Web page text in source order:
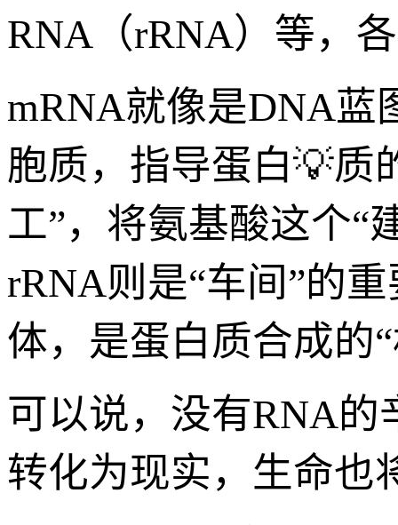
RNA（rRNA）等，
mRNA就像是DNA蓝
胞质，指导蛋白💡质
工”，将氨基酸这个“
rRNA则是“车间”的
体，是蛋白质合成的
可以说，没有RNA
转化为现实，生命也